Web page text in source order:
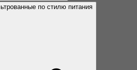
по стилю питания